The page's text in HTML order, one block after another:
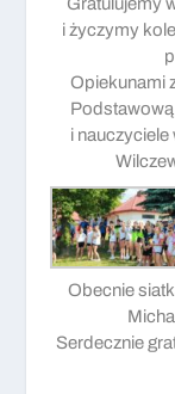
Gratulujemy
i życzymy
Opiekunami
Podstawową
i
Obecnie
Serdecznie